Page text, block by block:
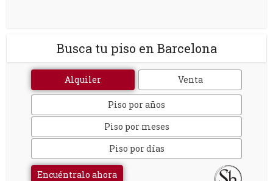
Busca tu piso en Barcelona
Alquiler Venta
Piso por años
Piso por meses
Piso por días
Encuéntralo ahora